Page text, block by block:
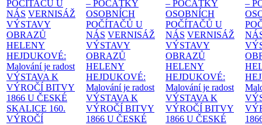
POČÍTAČŮ U
NÁS VERNISÁŽ
VÝSTAVY
OBRAZŮ
HELENY
HEJDUKOVÉ:
Malování je radost
VÝSTAVA K
VÝROČÍ BITVY
1866 U ČESKÉ
SKALICE 160.
VÝROČÍ
– POČÁTKY
OSOBNÍCH
POČÍTAČŮ U
NÁS VERNISÁŽ
VÝSTAVY
OBRAZŮ
HELENY
HEJDUKOVÉ:
Malování je radost
VÝSTAVA K
VÝROČÍ BITVY
1866 U ČESKÉ
– POČÁTKY
OSOBNÍCH
POČÍTAČŮ U
NÁS VERNISÁŽ
VÝSTAVY
OBRAZŮ
HELENY
HEJDUKOVÉ:
Malování je radost
VÝSTAVA K
VÝROČÍ BITVY
1866 U ČESKÉ
–